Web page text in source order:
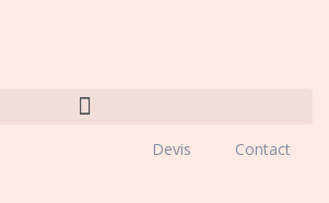
Devis Contact